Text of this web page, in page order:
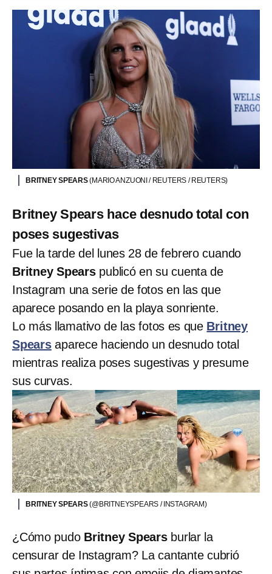
BRITNEY SPEARS(MARIO ANZUONI / REUTERS / REUTERS)
Britney Spears hace desnudo total con
poses sugestivas
Fue la tarde del lunes 28 de febrero cuando
Britney Spearspublicó en su cuenta de
Instagram una serie de fotos en las que
aparece posando en la playa sonriente.
Lo más llamativo de las fotos es que Britney
Spearsaparece haciendo un desnudo total
mientras realiza poses sugestivas y presume
sus curvas.
BRITNEY SPEARS(@BRITNEYSPEARS / INSTAGRAM)
¿Cómo pudo Britney Spearsburlar la
censurar de Instagram? La cantante cubrió